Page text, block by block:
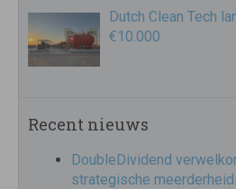
Dutch Clean Tech
€10.000
Recent nieuws
DoubleDividend
strategische